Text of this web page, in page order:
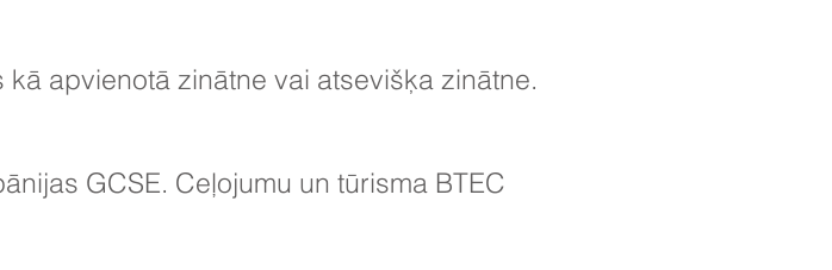
apvienotā zinātne vai atsevišķa zinātne.
GCSE. Ceļojumu un tūrisma BTEC